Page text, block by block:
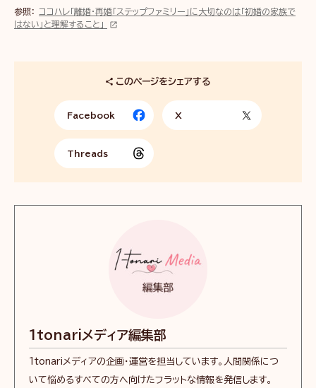
参照：
ココハレ「離婚・再婚「ステップファミリー」に大切なのは「初婚の家族で
はない」と理解すること」
このページをシェアする
Facebook X
Threads
1tonariメディア編集部
1tonariメディアの企画・運営を担当しています。人間関係につ
いて悩めるすべての方へ向けたフラットな情報を発信します。